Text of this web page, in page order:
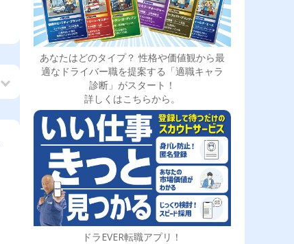
あなたはどのタイプ？ 性格や価値観から最
適なドライバー職を提案する「適職キャラ
診断」がスタート！
詳しくはこちらから。
ドラEVER転職アプリ！